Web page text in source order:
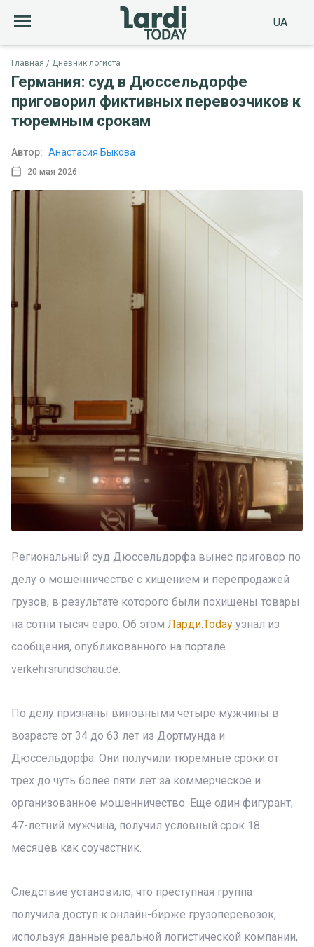
UA
Главная Дневник логиста
Германия: суд в Дюссельдорфе
приговорил фиктивных перевозчиков к
тюремным срокам
20 мая 2026
Автор: Анастасия Быкова
Региональный суд Дюссельдорфа вынес приговор по
делу о мошенничестве с хищением и перепродажей
грузов, в результате которого были похищены товары
на сотни тысяч евро. Об этом Ларди.Today узнал из
сообщения, опубликованного на портале
verkehrsrundschau.de.
По делу признаны виновными четыре мужчины в
возрасте от 34 до 63 лет из Дортмунда и
Дюссельдорфа. Они получили тюремные сроки от
трех до чуть более пяти лет за коммерческое и
организованное мошенничество. Еще один фигурант,
47-летний мужчина, получил условный срок 18
месяцев как соучастник.
Следствие установило, что преступная группа
получила доступ к онлайн-бирже грузоперевозок,
используя данные реальной логистической компании,